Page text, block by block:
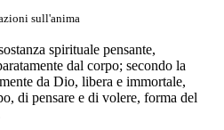
sull'anima
spirituale pensante,
dal corpo; secondo la
da Dio, libera e immortale,
di pensare e di volere, forma del